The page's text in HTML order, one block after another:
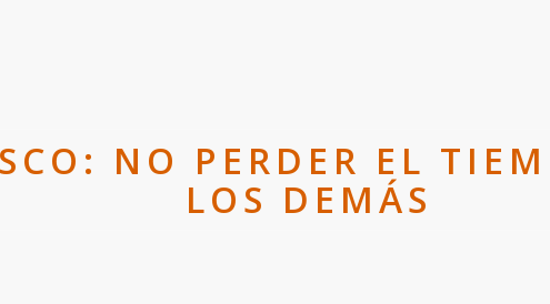
NO PERDER EL
LOS DEMÁS